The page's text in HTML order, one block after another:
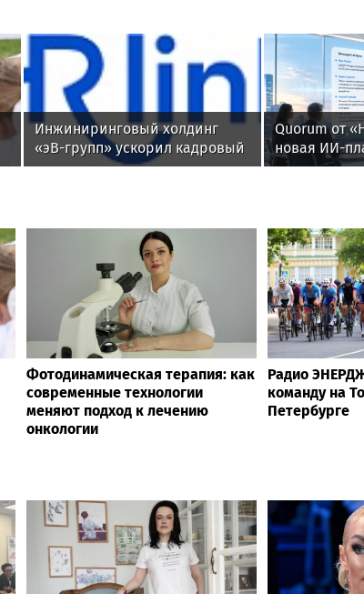
Инжиниринговый холдинг
«эВ-групп» ускорил кадровый
документооборот с помощью
Quorum от
новая ИИ-
Фотодинамическая терапия: как
современные технологии
меняют подход к лечению
онкологии
Радио
команду на
Петербурге